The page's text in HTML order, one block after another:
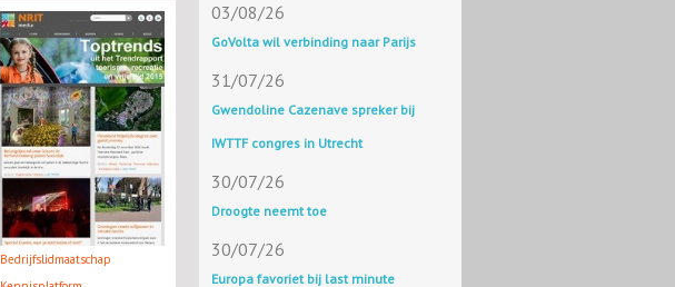
Bedrijfslidmaatschap
03/08/26
GoVolta wil verbinding naar Parijs
31/07/26
Gwendoline Cazenave spreker bij
IWTTF congres in Utrecht
30/07/26
Droogte neemt toe
30/07/26
Europa favoriet bij last minute